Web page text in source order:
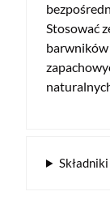
Stosować
Składniki